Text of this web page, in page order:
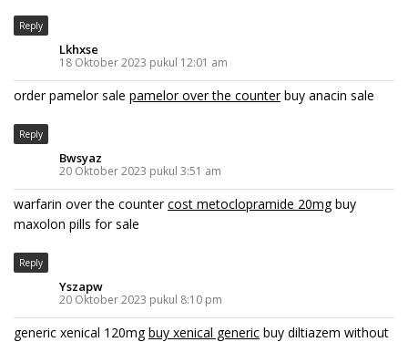
Reply
Lkhxse
18 Oktober 2023 pukul 12:01 am
order pamelor sale pamelor over the counterbuy anacin sale
Reply
Bwsyaz
20 Oktober 2023 pukul 3:51 am
warfarin over the countercost metoclopramide 20mgbuy
maxolon pills for sale
Reply
Yszapw
20 Oktober 2023 pukul 8:10 pm
generic xenical 120mgbuy xenical generic buy diltiazem without